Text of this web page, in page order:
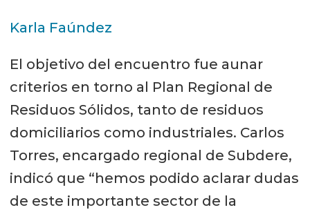
Karla Faúndez
El objetivo del encuentro fue aunar
criterios en torno al Plan Regional de
Residuos Sólidos, tanto de residuos
domiciliarios como industriales. Carlos
Torres, encargado regional de Subdere,
indicó que “hemos podido aclarar dudas
de este importante sector de la